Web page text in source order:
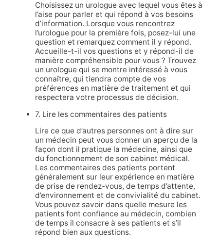
Choisissez un urologue avec lequel vous êtes à
l’aise pour parler et qui répond à vos besoins
d’information. Lorsque vous rencontrez
l’urologue pour la première fois, posez-lui une
question et remarquez comment il y répond.
Accueille-t-il vos questions et y répond-il de
manière compréhensible pour vous ? Trouvez
un urologue qui se montre intéressé à vous
connaître, qui tiendra compte de vos
préférences en matière de traitement et qui
respectera votre processus de décision.
7. Lire les commentaires des patients
Lire ce que d’autres personnes ont à dire sur
un médecin peut vous donner un aperçu de la
façon dont il pratique la médecine, ainsi que
du fonctionnement de son cabinet médical.
Les commentaires des patients portent
généralement sur leur expérience en matière
de prise de rendez-vous, de temps d’attente,
d’environnement et de convivialité du cabinet.
Vous pouvez savoir dans quelle mesure les
patients font confiance au médecin, combien
de temps il consacre à ses patients et s’il
répond bien aux questions.